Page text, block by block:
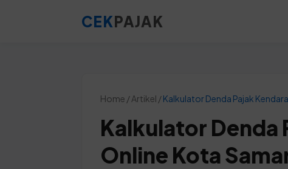
CEKPAJAK
Home / Artikel /Kalkulator Denda Pajak
Kalkulator Denda
Online Kota